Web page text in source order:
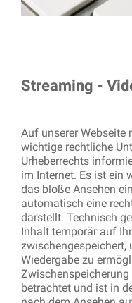
Streaming -
Auf unserer Webseite
wichtige rechtliche
Urheberrechts
im Internet. Es ist ein
das bloße Ansehen
automatisch eine
darstellt. Technisch
Inhalt temporär auf
zwischengespeichert,
Wiedergabe zu
betrachtet und ist in